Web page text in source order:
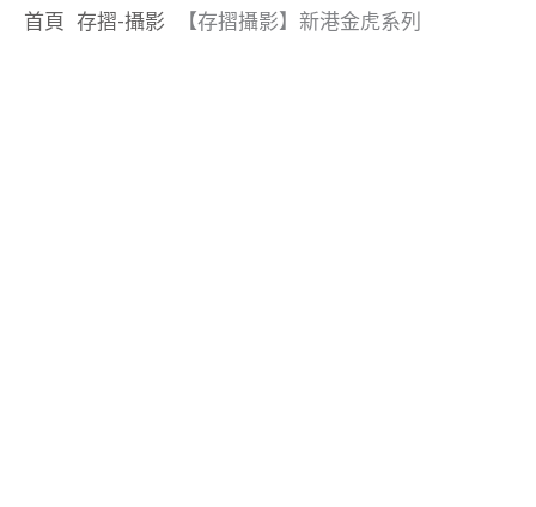
首頁 存摺-攝影 【存摺攝影】新港金虎系列